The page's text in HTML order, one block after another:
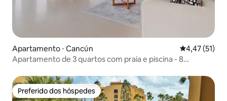
Apartamento ⋅ Cancún 4,47 de uma
4,47 (51)
Apartamento de 3 quartos com praia e piscina - 8
Preferido dos hóspedes
Preferido dos hóspedes